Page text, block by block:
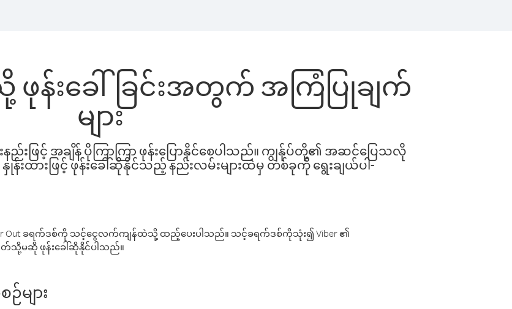
ဖုန်းခေါ်ခြင်းအတွက် အကြံပြုချက်
များ
ဖြင့် အချိန် ပိုကြာကြာ ဖုန်းပြောနိုင်စေပါသည်။ ကျွန်ုပ်တို့၏ အဆင်ပြေသလို
းထားဖြင့် ဖုန်းခေါ်ဆိုနိုင်သည့် နည်းလမ်းများထဲမှ တစ်ခုကို ရွေးချယ်ပါ-
ခရက်ဒစ်ကို သင့်ငွေလက်ကျန်ထဲသို့ ထည့်ပေးပါသည်။ သင့်ခရက်ဒစ်ကိုသုံး၍ Viber ၏
တ်သို့မဆို ဖုန်းခေါ်ဆိုနိုင်ပါသည်။
များ